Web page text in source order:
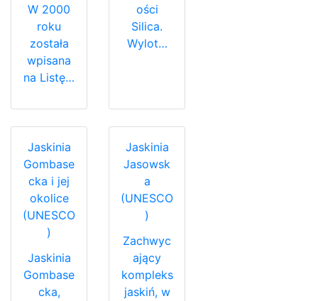
W 2000
roku
została
wpisana
na Listę…
ości
Silica.
Wylot…
Jaskinia
Gombase
cka i jej
okolice
(UNESCO
)
Jaskinia
Gombase
cka,
Jaskinia
Jasowsk
a
(UNESCO
)
Zachwyc
ający
kompleks
jaskiń, w